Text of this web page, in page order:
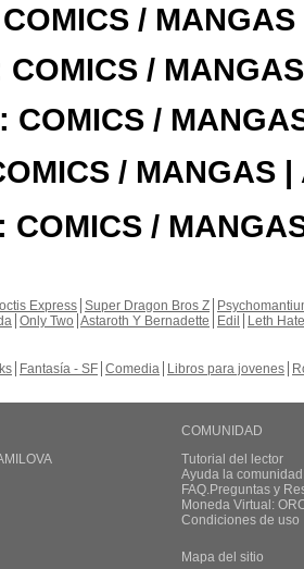
/
COMICS /
: COMICS /
/ MANGAS |
: COMICS /
Express Super Dragon Bros Z
Only Two Astaroth Y Bernadette Edil
Leth Hate
Fantasía - SF Comedia Libros para jovenes
COMUNIDAD
Tutorial del lector
Ayuda la
FAQ.Preguntas y
Moneda Virtual:
Condiciones de uso
Mapa del sitio